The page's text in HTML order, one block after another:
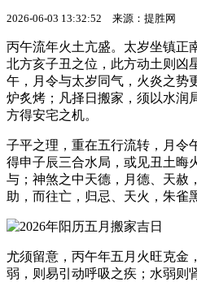
2026-06-03 13:32:52 来源：提胜网
丙午流年火土亢盛。太岁坐镇正
北方亥子丑之位，此方动土则凶
午，月令与太岁同气，火炎之势
炉炙烤；凡择日搬家，须以水润
方得安宅之机。
子平之理，重在五行流转，月令
得申子辰三合水局，或见丑土晦
与；神煞之中天德，月德、天赦
助，而往亡，归忌、天火，朱雀
尤须留意，丙午年五月火旺克金
弱，则易引动呼吸之疾；水弱则